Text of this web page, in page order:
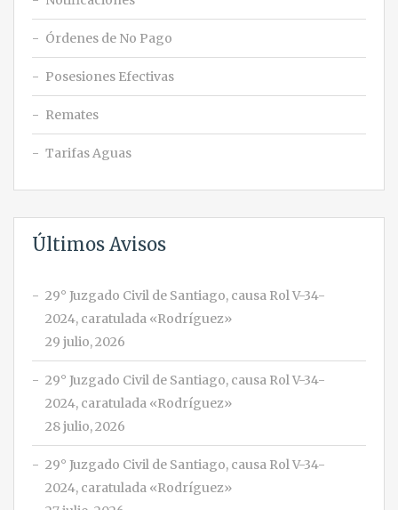
Órdenes de No Pago
Posesiones Efectivas
Remates
Tarifas Aguas
Últimos Avisos
29° Juzgado Civil de Santiago, causa Rol V-34-
2024, caratulada «Rodríguez»
29 julio, 2026
29° Juzgado Civil de Santiago, causa Rol V-34-
2024, caratulada «Rodríguez»
28 julio, 2026
29° Juzgado Civil de Santiago, causa Rol V-34-
2024, caratulada «Rodríguez»